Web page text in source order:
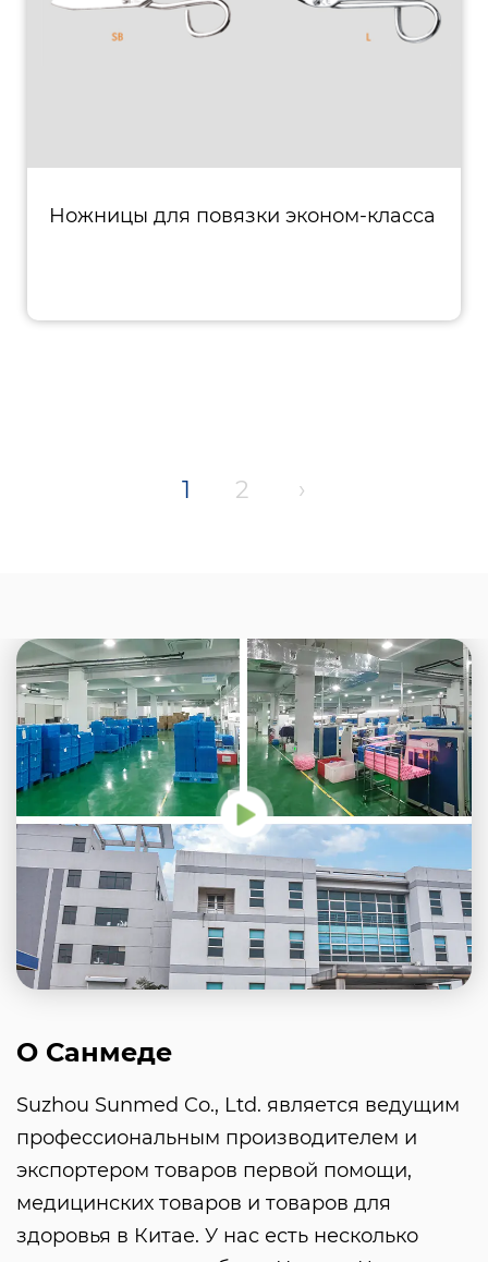
Ножницы для повязки эконом-класса
1 2 ›
О Санмеде
Suzhou Sunmed Co., Ltd. является ведущим
профессиональным производителем и
экспортером товаров первой помощи,
медицинских товаров и товаров для
здоровья в Китае. У нас есть несколько